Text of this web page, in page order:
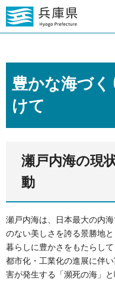
豊かな海づく
けて
瀬戸内海の現
動
瀬戸内海は、日本最大の内
のない美しさを誇る景勝地
暮らしに豊かさをもたらし
都市化・工業化の進展に伴
害が発生する「瀕死の海」